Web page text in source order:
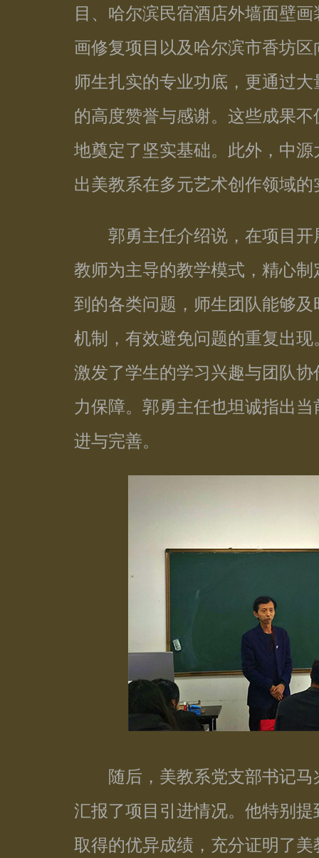
目、哈尔滨民宿酒店外墙面壁
画修复项目以及哈尔滨市香坊
师生扎实的专业功底，更通过
的高度赞誉与感谢。这些成果
地奠定了坚实基础。此外，中
出美教系在多元艺术创作领域
郭勇主任介绍说，在项目开
教师为主导的教学模式，精心
到的各类问题，师生团队能够
机制，有效避免问题的重复出
激发了学生的学习兴趣与团队
力保障。郭勇主任也坦诚指出
进与完善。
随后，美教系党支部书记马
汇报了项目引进情况。他特别
取得的优异成绩，充分证明了